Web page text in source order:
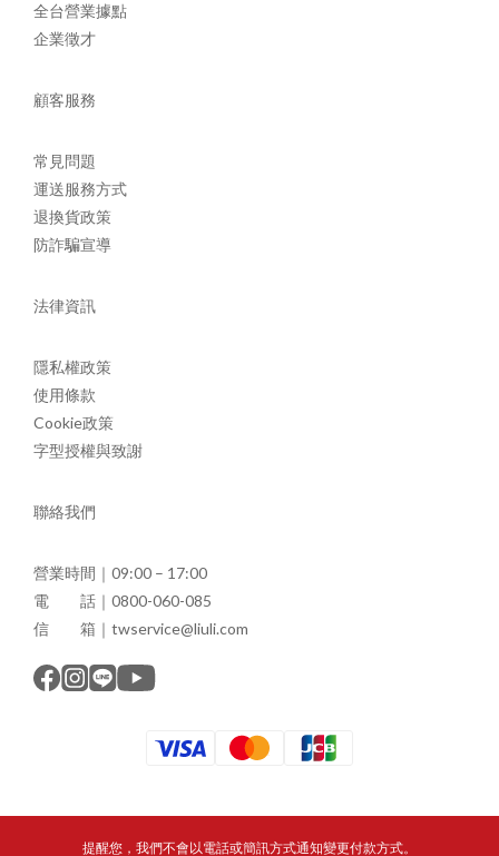
全台營業據點
企業徵才
顧客服務
常見問題
運送服務方式
退換貨政策
防詐騙宣導
法律資訊
隱私權政策
使用條款
Cookie政策
字型授權與致謝
聯絡我們
營業時間｜09:00 – 17:00
電 話｜0800-060-085
信 箱｜twservice@liuli.com
提醒您，我們不會以電話或簡訊方式通知變更付款方式。